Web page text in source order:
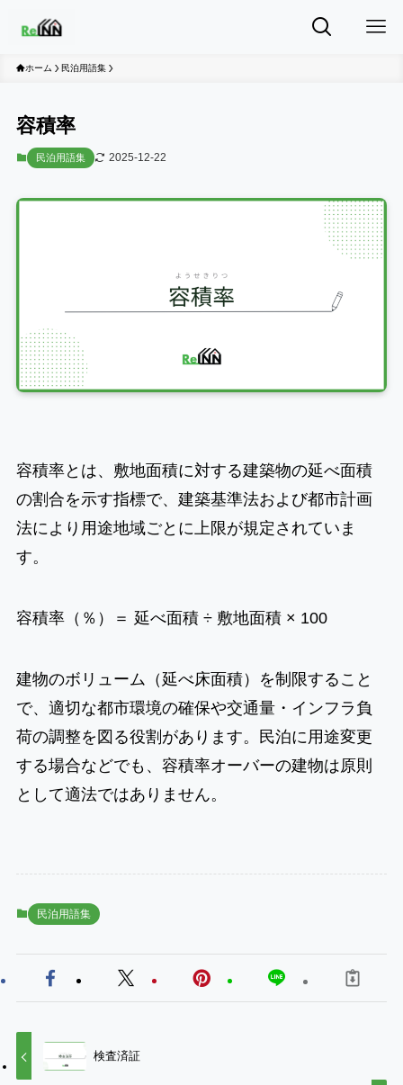
ホーム 民泊用語集
容積率
民泊用語集 2025-12-22
容積率とは、敷地面積に対する建築物の延べ面積
の割合を示す指標で、建築基準法および都市計画
法により用途地域ごとに上限が規定されていま
す。
容積率（％）＝ 延べ面積 ÷ 敷地面積 × 100
建物のボリューム（延べ床面積）を制限すること
で、適切な都市環境の確保や交通量・インフラ負
荷の調整を図る役割があります。民泊に用途変更
する場合などでも、容積率オーバーの建物は原則
として適法ではありません。
民泊用語集
検査済証